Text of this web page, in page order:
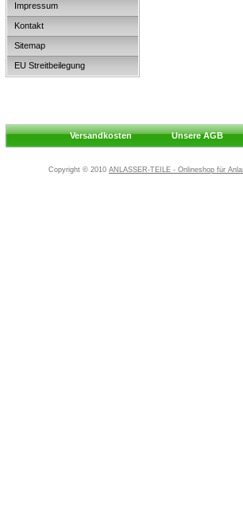
Impressum
Kontakt
Sitemap
EU Streitbeilegung
Versandkosten Unsere AGB
Copyright © 2010 ANLASSER-TEILE - Onlineshop für